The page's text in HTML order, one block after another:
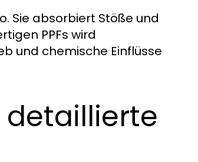
Sie absorbiert Stöße und
PPFs wird
und chemische Einflüsse
detaillierte